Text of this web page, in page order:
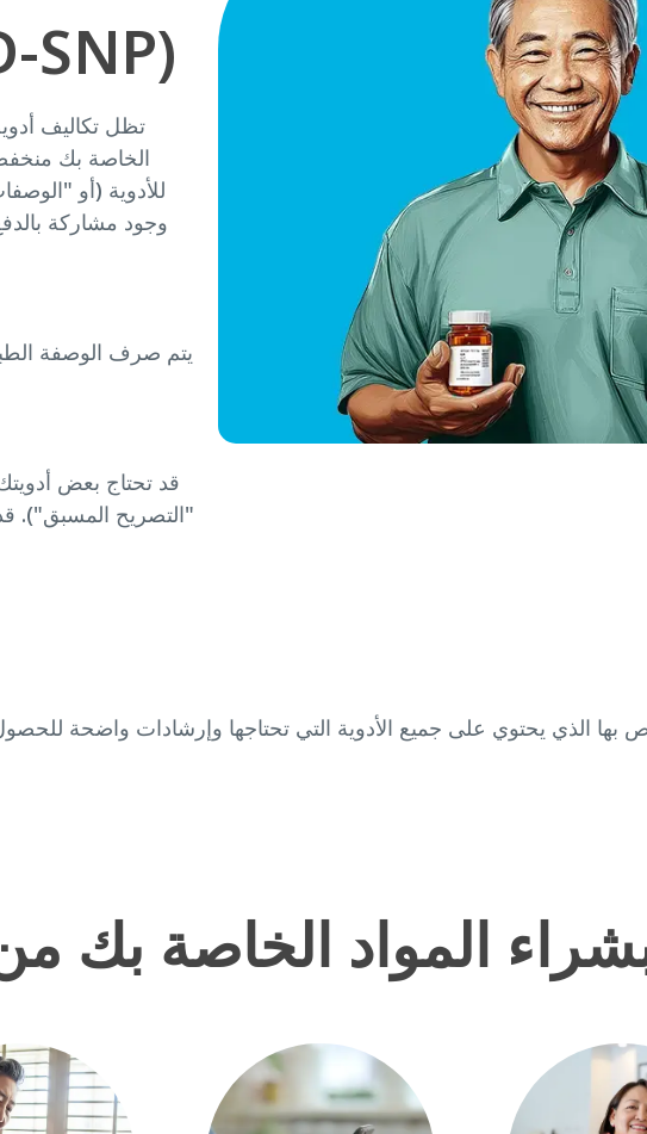
SNP)
للأدوية (أو
وجود مشاركة
يتم صرف الوصفة
قد تحتاج بعض
"التصريح المسبق").
المواد الخاصة بك من خلال 4